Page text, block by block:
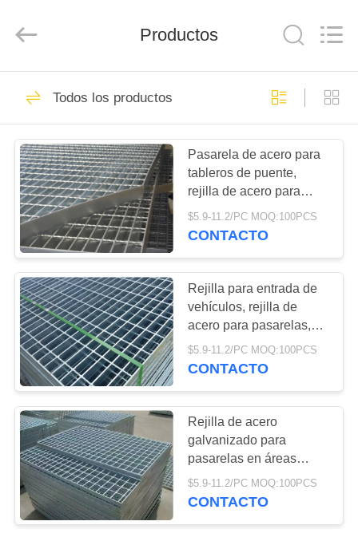
HOGAR
PRODUCTOS
VR
SHOW
SOBRE
NOSOTROS
VIAJE
DE
LA
FÁBRICA
CONTROL
DE
CALIDAD
mesh
products
All
Reserved.
embalaje de la torre
del metal
Embalaje
estructurado metal
80
Embalaje al azar del
metal
Productos
Todos los productos
Pasarela de acero para
tableros de puente,
rejilla de acero para
pisos, rejilla para
plantas
$5.9-11.2/PC MOQ:100PCS
CONTACTO
Rejilla para entrada de
vehículos, rejilla de
acero para pasarelas,
para cubierta de
drenaje, 40x5 mm
$5.9-11.2/PC MOQ:100PCS
CONTACTO
Rejilla de acero
galvanizado para
pasarelas en áreas
resbaladizas /
Plataformas exteriores
$5.9-11.2/PC MOQ:100PCS
CONTACTO